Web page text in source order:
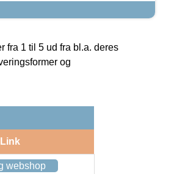
fra 1 til 5 ud fra bl.a. deres
og
Link
webshop